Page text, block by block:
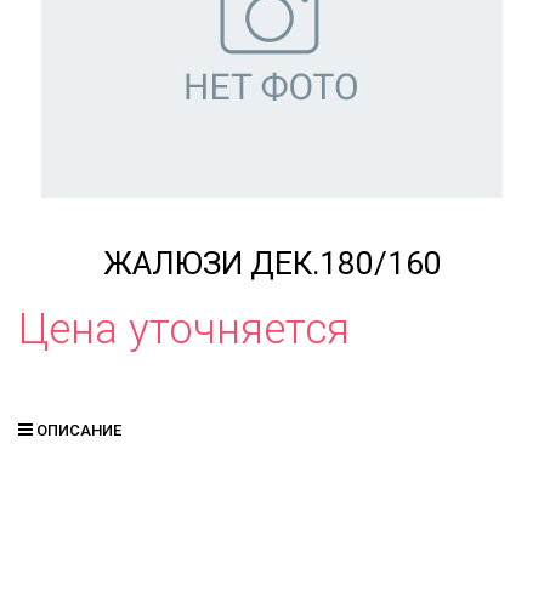
ЖАЛЮЗИ ДЕК.180/160
Цена уточняется
ОПИСАНИЕ